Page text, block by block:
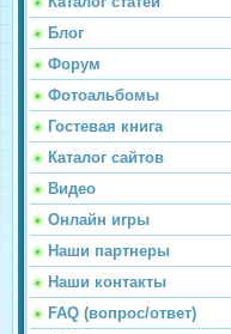
Блог
Форум
Фотоальбомы
Гостевая книга
Каталог сайтов
Видео
Онлайн игры
Наши партнеры
Наши контакты
FAQ (вопрос/ответ)